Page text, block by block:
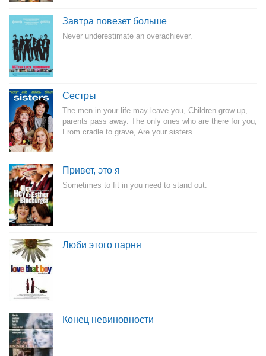
Завтра повезет больше
Never underestimate an overachiever.
Сестры
The men in your life may leave you, Children grow up,
parents pass away. The only ones who are there for you,
From cradle to grave, Are your sisters.
Привет, это я
Sometimes to fit in you need to stand out.
Люби этого парня
Конец невиновности